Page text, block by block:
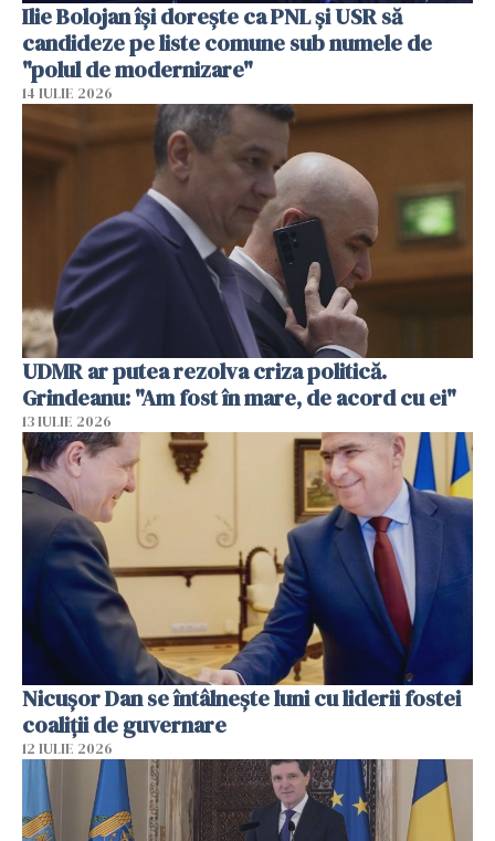
Ilie Bolojan își dorește ca PNL și USR să
candideze pe liste comune sub numele de
"polul de modernizare"
14 IULIE 2026
UDMR ar putea rezolva criza politică.
Grindeanu: "Am fost în mare, de acord cu ei"
13 IULIE 2026
Nicuşor Dan se întâlnește luni cu liderii fostei
coaliţii de guvernare
12 IULIE 2026